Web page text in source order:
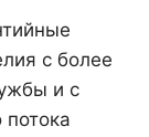
с более
и с